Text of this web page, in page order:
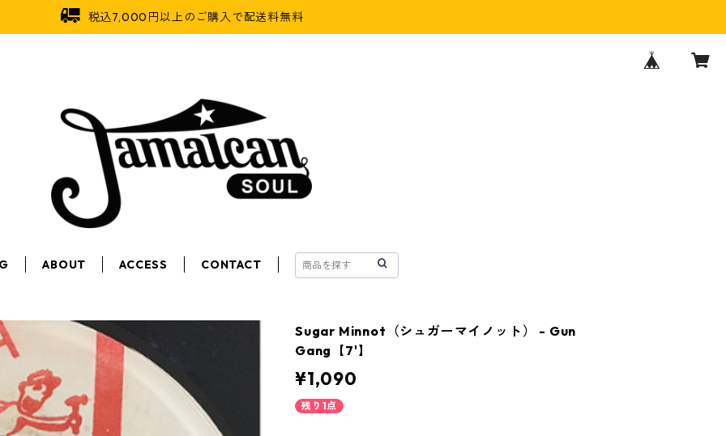
税込7,000円以上のご購入で配送料無料
ABOUT ACCESS CONTACT
Sugar Minnot（シュガーマイノット） - Gun
Gang【7'】
¥1,090
残り1点